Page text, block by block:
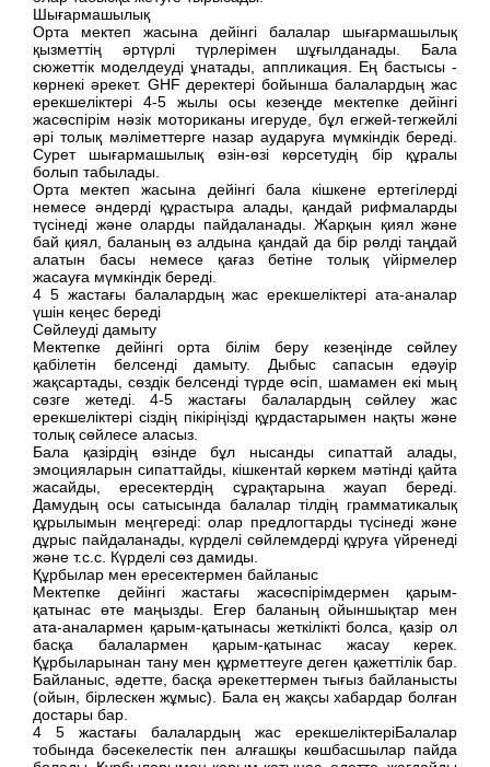
Шығармашылық
Орта мектеп жасына дейінгі балалар шығармашылық
қызметтің әртүрлі түрлерімен шұғылданады. Бала
сюжеттік моделдеуді ұнатады, аппликация. Ең бастысы -
көрнекі әрекет. GHF деректері бойынша балалардың жас
ерекшеліктері 4-5 жылы осы кезеңде мектепке дейінгі
жасөспірім нәзік моториканы игеруде, бұл егжей-тегжейлі
әрі толық мәліметтерге назар аударуға мүмкіндік береді.
Сурет шығармашылық өзін-өзі көрсетудің бір құралы
болып табылады.
Орта мектеп жасына дейінгі бала кішкене ертегілерді
немесе әндерді құрастыра алады, қандай рифмаларды
түсінеді және оларды пайдаланады. Жарқын қиял және
бай қиял, баланың өз алдына қандай да бір рөлді таңдай
алатын басы немесе қағаз бетіне толық үйірмелер
жасауға мүмкіндік береді.
4 5 жастағы балалардың жас ерекшеліктері ата-аналар
үшін кеңес береді
Сөйлеуді дамыту
Мектепке дейінгі орта білім беру кезеңінде сөйлеу
қабілетін белсенді дамыту. Дыбыс сапасын едәуір
жақсартады, сөздік белсенді түрде өсіп, шамамен екі мың
сөзге жетеді. 4-5 жастағы балалардың сөйлеу жас
ерекшеліктері сіздің пікіріңізді құрдастарымен нақты және
толық сөйлесе аласыз.
Бала қазірдің өзінде бұл нысанды сипаттай алады,
эмоцияларын сипаттайды, кішкентай көркем мәтінді қайта
жасайды, ересектердің сұрақтарына жауап береді.
Дамудың осы сатысында балалар тілдің грамматикалық
құрылымын меңгереді: олар предлогтарды түсінеді және
дұрыс пайдаланады, күрделі сөйлемдерді құруға үйренеді
және т.с.с. Күрделі сөз дамиды.
Құрбылар мен ересектермен байланыс
Мектепке дейінгі жастағы жасөспірімдермен қарым-
қатынас өте маңызды. Егер баланың ойыншықтар мен
ата-аналармен қарым-қатынасы жеткілікті болса, қазір ол
басқа балалармен қарым-қатынас жасау керек.
Құрбыларынан тану мен құрметтеуге деген қажеттілік бар.
Байланыс, әдетте, басқа әрекеттермен тығыз байланысты
(ойын, бірлескен жұмыс). Бала ең жақсы хабардар болған
достары бар.
4 5 жастағы балалардың жас ерекшеліктеріБалалар
тобында бәсекелестік пен алғашқы көшбасшылар пайда